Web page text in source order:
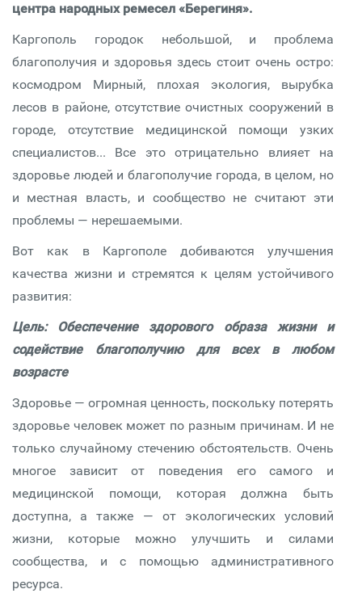
центра народных ремесел «Берегиня».
Каргополь городок небольшой, и проблема
благополучия и здоровья здесь стоит очень остро:
космодром Мирный, плохая экология, вырубка
лесов в районе, отсутствие очистных сооружений в
городе, отсутствие медицинской помощи узких
специалистов... Все это отрицательно влияет на
здоровье людей и благополучие города, в целом, но
и местная власть, и сообщество не считают эти
проблемы — нерешаемыми.
Вот как в Каргополе добиваются улучшения
качества жизни и стремятся к целям устойчивого
развития:
Цель: Обеспечение здорового образа жизни и
содействие благополучию для всех в любом
возрасте
Здоровье — огромная ценность, поскольку потерять
здоровье человек может по разным причинам. И не
только случайному стечению обстоятельств. Очень
многое зависит от поведения его самого и
медицинской помощи, которая должна быть
доступна, а также — от экологических условий
жизни, которые можно улучшить и силами
сообщества, и с помощью административного
ресурса.